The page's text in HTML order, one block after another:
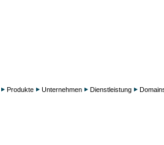
Produkte Unternehmen Dienstleistung